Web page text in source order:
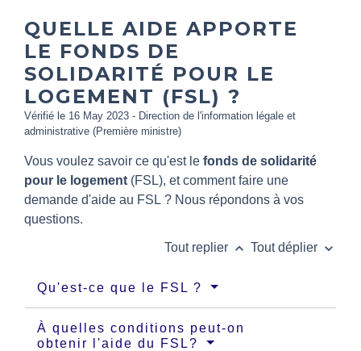
QUELLE AIDE APPORTE
LE FONDS DE
SOLIDARITÉ POUR LE
LOGEMENT (FSL) ?
Vérifié le 16 May 2023 - Direction de l'information légale et
administrative (Première ministre)
Vous voulez savoir ce qu'est le fonds de solidarité
pour le logement (FSL), et comment faire une
demande d'aide au FSL ? Nous répondons à vos
questions.
Tout replier keyboard_arrow_up Tout déplier keyboard_arrow_down
Qu'est-ce que le FSL ?
À quelles conditions peut-on
obtenir l'aide du FSL?